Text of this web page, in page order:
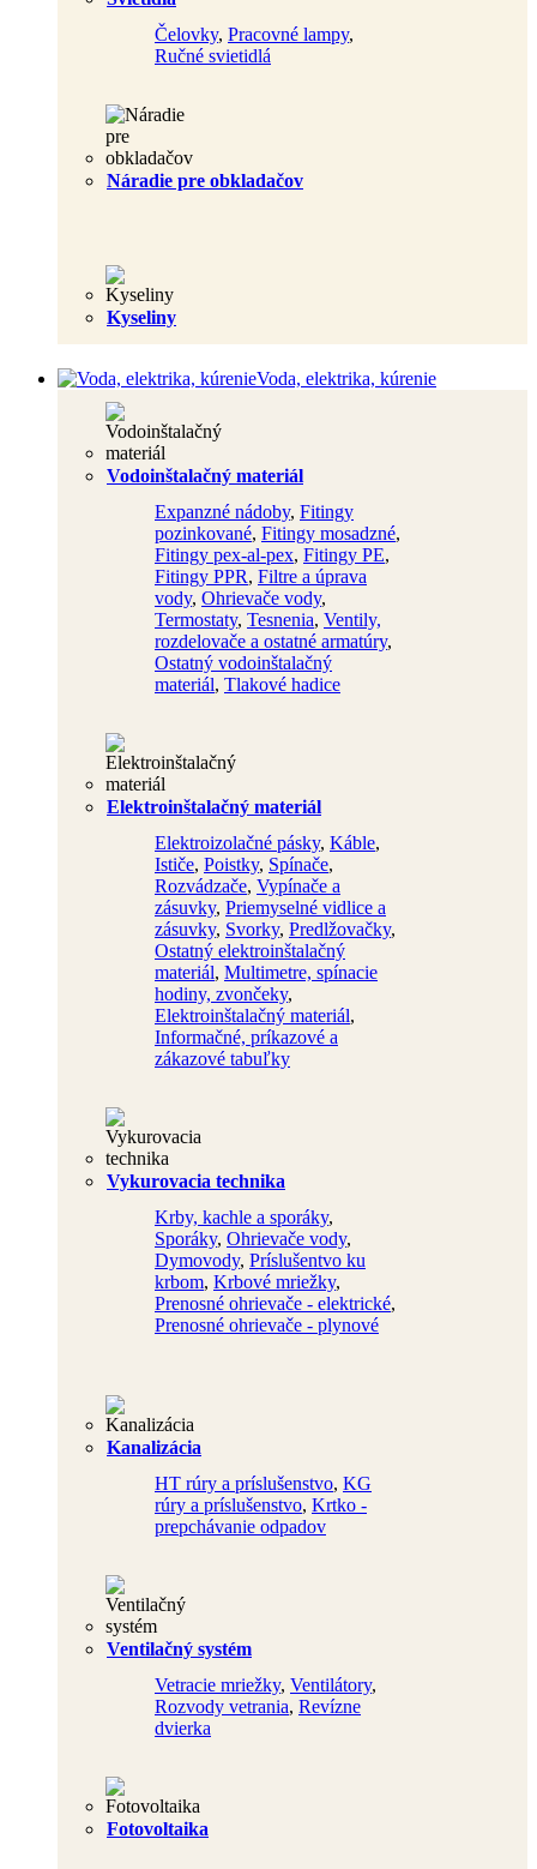
Čelovky, Pracovné lampy,
Ručné svietidlá
Náradie pre obkladačov
Kyseliny
Voda, elektrika, kúrenie
Vodoinštalačný materiál
Expanzné nádoby, Fitingy
pozinkované, Fitingy mosadzné,
Fitingy pex-al-pex, Fitingy PE,
Fitingy PPR, Filtre a úprava
vody, Ohrievače vody,
Termostaty, Tesnenia, Ventily,
rozdelovače a ostatné armatúry,
Ostatný vodoinštalačný
materiál, Tlakové hadice
Elektroinštalačný materiál
Elektroizolačné pásky, Káble,
Ističe, Poistky, Spínače,
Rozvádzače, Vypínače a
zásuvky, Priemyselné vidlice a
zásuvky, Svorky, Predlžovačky,
Ostatný elektroinštalačný
materiál, Multimetre, spínacie
hodiny, zvončeky,
Elektroinštalačný materiál,
Informačné, príkazové a
zákazové tabuľky
Vykurovacia technika
Krby, kachle a sporáky,
Sporáky, Ohrievače vody,
Dymovody, Príslušentvo ku
krbom, Krbové mriežky,
Prenosné ohrievače - elektrické,
Prenosné ohrievače - plynové
Kanalizácia
HT rúry a príslušenstvo, KG
rúry a príslušenstvo, Krtko -
prepchávanie odpadov
Ventilačný systém
Vetracie mriežky, Ventilátory,
Rozvody vetrania, Revízne
dvierka
Fotovoltaika